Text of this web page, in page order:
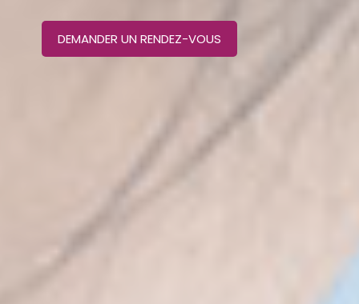
DEMANDER UN RENDEZ-VOUS